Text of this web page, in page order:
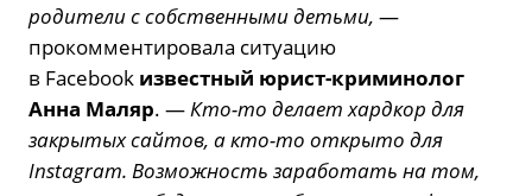
родители с собственными детьми, —
прокомментировала ситуацию
в Facebook известный юрист-криминолог
Анна Маляр. — Кто-то делает хардкор для
закрытых сайтов, а кто-то открыто для
Instagram. Возможность заработать на том,